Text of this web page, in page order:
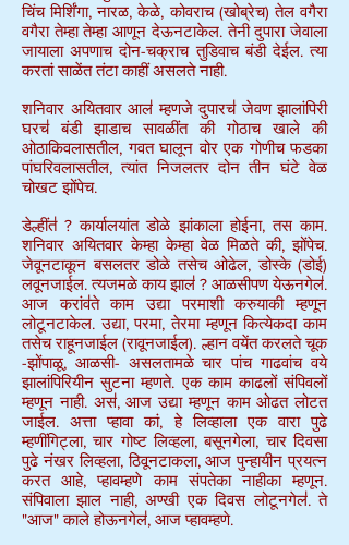
चिंच मिर्शिंगा, नारळ, केळे, कोवराच (खोब्रेच) तेल वगैरा
वगैरा तेम्हा तेम्हा आणून देऊनटाकेल. तेनी दुपारा जेवाला
जायाला अपणाच दोन-चक्राच तुडिवाच बंडी देईल. त्या
करतां साळेंत तंटा काहीं असलते नाही.
शनिवार अयितवार आल॑ म्हणजे दुपारच॑ जेवण झालांपिरी
घरच॑ बंडी झाडाच सावळींत की गोठाच खाले की
ओठाकिवलासतील, गवत घालून वोर एक गोणीच फडका
पांघरिवलासतील, त्यांत निजलतर दोन तीन घंटे वेळ
चोखट झोंपेच.
डेल्हींत॑ ? कार्यालयांत डोळे झांकाला होईना, तस काम.
शनिवार अयितवार केम्हा केम्हा वेळ मिळते की, झोंपेच.
जेवूनटाकून बसलतर डोळे तसेच ओढेल, डोस्के (डोई)
लवूनजाईल. त्यजमळे काय झाल॑ ? आळसीपण येऊनगेल॑.
आज करांव॑ते काम उद्या परमाशी करुयाकी म्हणून
लोटूनटाकेल. उद्या, परमा, तेरमा म्हणून कित्येकदा काम
तसेच राहूनजाईल (रावूनजाईल). ल्हान वयेंत करलते चूक
-झोंपाळू, आळसी- असलतामळे चार पांच गाढवांच वये
झालांपिरियीन सुटना म्हणते. एक काम काढलों संपिवलों
म्हणून नाही. अस॑, आज उद्या म्हणून काम ओढत लोटत
जाईल. अत्ता प्हावा कां, हे लिव्हाला एक वारा पुढे
म्हणींगिट्ला, चार गोष्ट लिव्हला, बसूनगेला, चार दिवसा
पुढे नंखर लिव्हला, ठिवूनटाकला, आज पुन्हायीन प्रयत्न
करत आहे, प्हावम्हणे काम संपतेका नाहीका म्हणून.
संपिवाला झाल नाही, अण्खी एक दिवस लोटूनगेल॑. ते
"आज" काले होऊनगेल॑, आज प्हावम्हणे.